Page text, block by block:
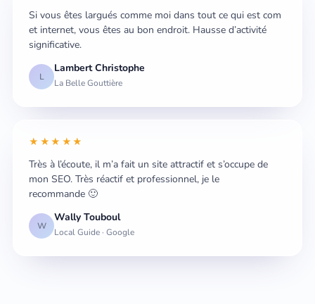
Si vous êtes largués comme moi dans tout ce qui est com
et internet, vous êtes au bon endroit. Hausse d’activité
significative.
L
Lambert Christophe
La Belle Gouttière
★★★★★
Très à l’écoute, il m’a fait un site attractif et s’occupe de
mon SEO. Très réactif et professionnel, je le
recommande 🙂
W
Wally Touboul
Local Guide · Google